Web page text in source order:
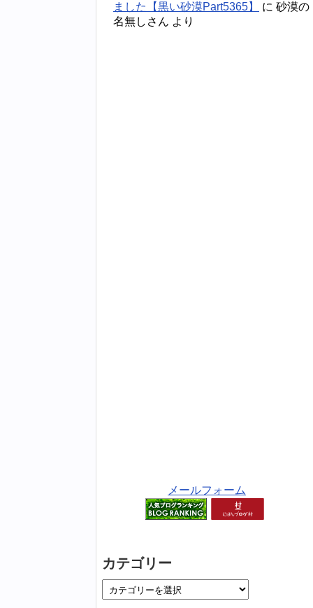
ました【黒い砂漠Part5365】
に 砂漠の
名無しさん より
メールフォーム
カテゴリー